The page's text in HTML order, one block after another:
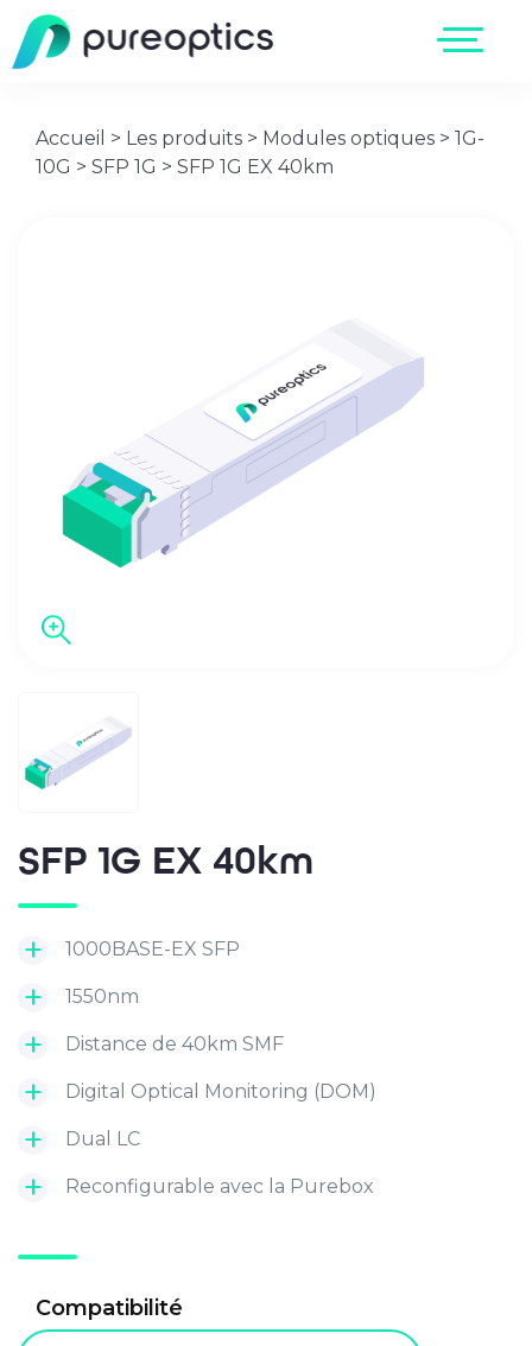
Accueil > Les produits > Modules optiques > 1G-
10G > SFP 1G > SFP 1G EX 40km
SFP 1G EX 40km
1000BASE-EX SFP
1550nm
Distance de 40km SMF
Digital Optical Monitoring (DOM)
Dual LC
Reconfigurable avec la Purebox
Compatibilité